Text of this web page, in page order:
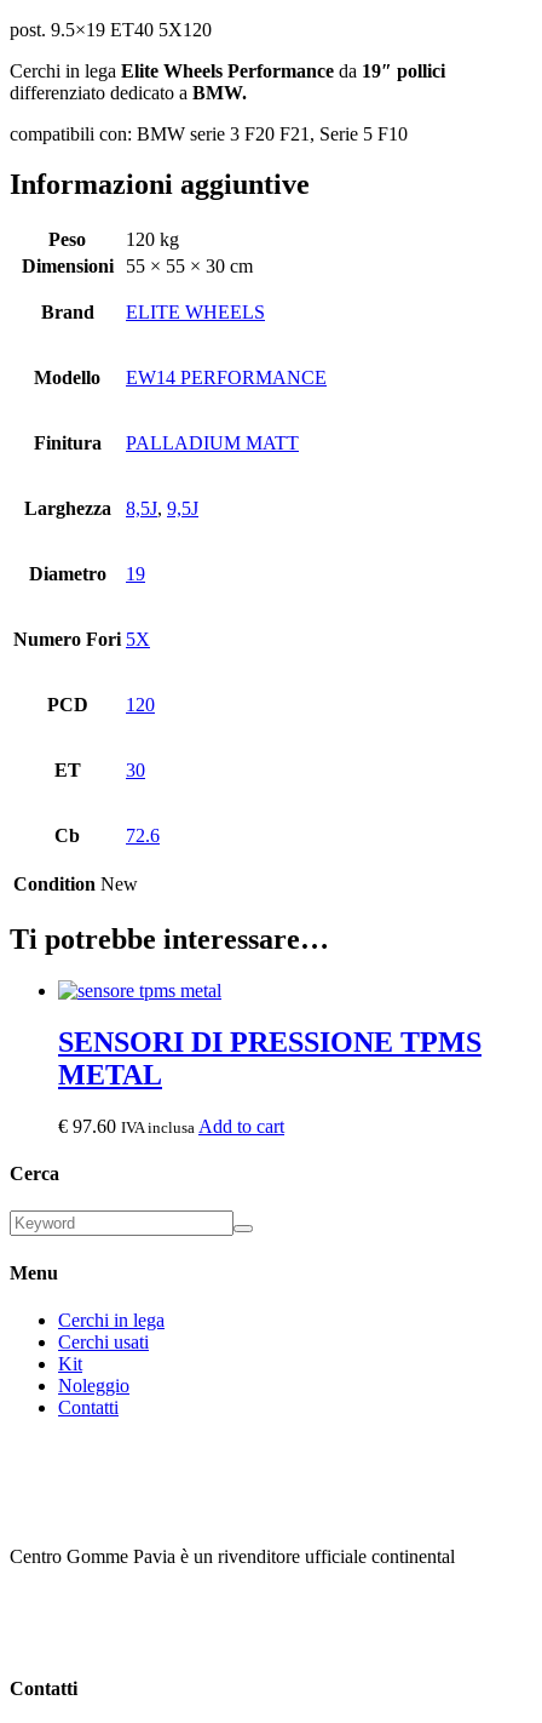
post. 9.5×19 ET40 5X120
Cerchi in lega Elite Wheels Performance da 19″ pollici
differenziato dedicato a BMW.
compatibili con: BMW serie 3 F20 F21, Serie 5 F10
Informazioni aggiuntive
Peso
120 kg
Dimensioni
55 × 55 × 30 cm
Brand ELITE WHEELS
Modello EW14 PERFORMANCE
Finitura PALLADIUM MATT
Larghezza 8,5J, 9,5J
Diametro 19
Numero Fori 5X
PCD 120
ET 30
Cb 72.6
Condition New
Ti potrebbe interessare…
SENSORI DI PRESSIONE TPMS
METAL
€ 97.60 IVA inclusa Add to cart
Cerca
Menu
Cerchi in lega
Cerchi usati
Kit
Noleggio
Contatti
Centro Gomme Pavia è un rivenditore ufficiale continental
Contatti